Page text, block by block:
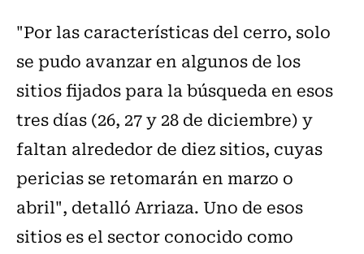
"Por las características del cerro, solo
se pudo avanzar en algunos de los
sitios fijados para la búsqueda en esos
tres días (26, 27 y 28 de diciembre) y
faltan alrededor de diez sitios, cuyas
pericias se retomarán en marzo o
abril", detalló Arriaza. Uno de esos
sitios es el sector conocido como